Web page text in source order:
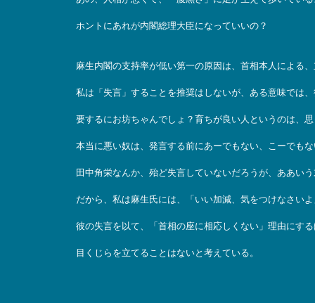
ホントにあれが内閣総理大臣になっていいの？
麻生内閣の支持率が低い第一の原因は、首相本人による
私は「失言」することを推奨はしないが、ある意味では
要するにお坊ちゃんでしょ？育ちが良い人というのは、
本当に悪い奴は、発言する前にあーでもない、こーでも
田中角栄なんか、殆ど失言していないだろうが、ああい
だから、私は麻生氏には、「いい加減、気をつけなさい
彼の失言を以て、「首相の座に相応しくない」理由にす
目くじらを立てることはないと考えている。